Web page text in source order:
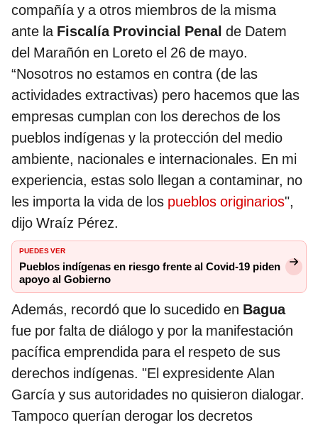
compañía y a otros miembros de la misma
ante la Fiscalía Provincial Penal de Datem
del Marañón en Loreto el 26 de mayo.
“Nosotros no estamos en contra (de las
actividades extractivas) pero hacemos que las
empresas cumplan con los derechos de los
pueblos indígenas y la protección del medio
ambiente, nacionales e internacionales. En mi
experiencia, estas solo llegan a contaminar, no
les importa la vida de los pueblos originarios",
dijo Wraíz Pérez.
PUEDES VER
Pueblos indígenas en riesgo frente al Covid-19 piden
apoyo al Gobierno
Además, recordó que lo sucedido en Bagua
fue por falta de diálogo y por la manifestación
pacífica emprendida para el respeto de sus
derechos indígenas. "El expresidente Alan
García y sus autoridades no quisieron dialogar.
Tampoco querían derogar los decretos